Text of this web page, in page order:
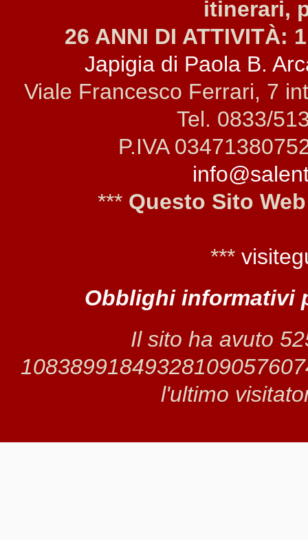
itinerari,
26 ANNI DI ATTIVITÀ:
Japigia di Paola B.
Viale Francesco Ferrari, 7
Tel. 0833/
P.IVA
*** Questo Sito
***
Obblighi informativi
Il sito ha avuto
l'ultimo